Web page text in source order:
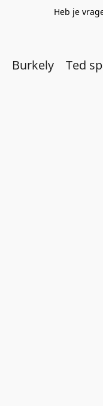
Heb je
Burkely Ted